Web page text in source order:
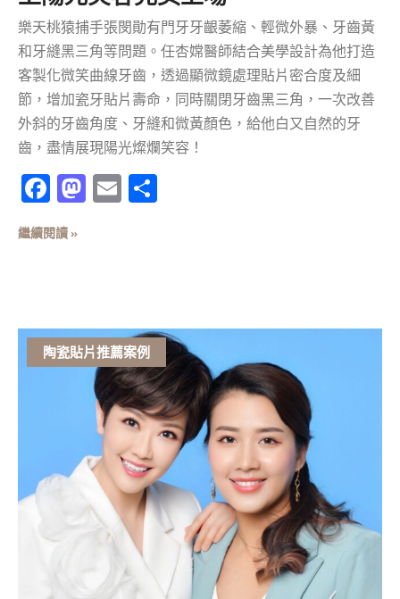
樂天桃猿捕手張閔勛有門牙牙齦萎縮、輕微外暴、牙齒黃
和牙縫黑三角等問題。任杏嫦醫師結合美學設計為他打造
客製化微笑曲線牙齒，透過顯微鏡處理貼片密合度及細
節，增加瓷牙貼片壽命，同時關閉牙齒黑三角，一次改善
外斜的牙齒角度、牙縫和微黃顏色，給他白又自然的牙
齒，盡情展現陽光燦爛笑容！
Facebook
Mastodon
Email
繼續閱讀 »
陶瓷貼片推薦案例